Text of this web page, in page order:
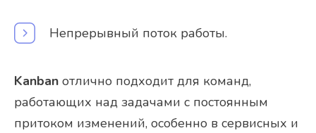
Непрерывный поток работы.
Kanban отлично подходит для команд,
работающих над задачами с постоянным
притоком изменений, особенно в сервисных и